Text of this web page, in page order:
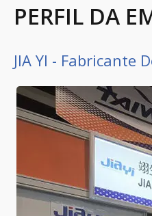
PERFIL DA
JIA YI - Fabricante